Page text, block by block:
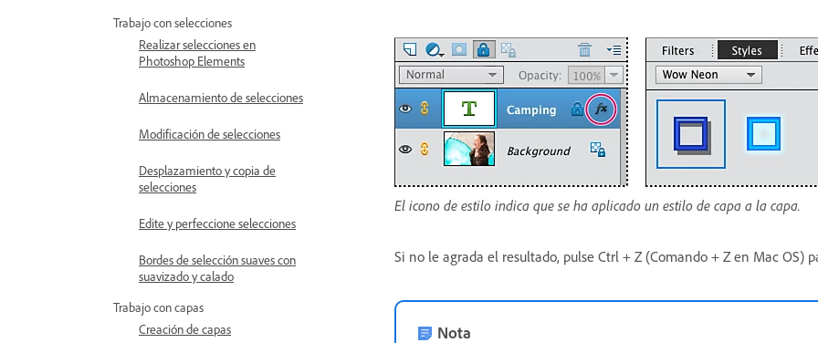
Trabajo con selecciones
Realizar selecciones en
Photoshop Elements
Almacenamiento de selecciones
Modificación de selecciones
Desplazamiento y copia de
selecciones
Edite y perfeccione selecciones
Bordes de selección suaves con
suavizado y calado
Trabajo con capas
Creación de capas
El icono de estilo indica que se ha aplicado un estilo de capa a la capa.
Si no le agrada el resultado, pulse Ctrl + Z (Comando + Z en Mac OS)
Nota